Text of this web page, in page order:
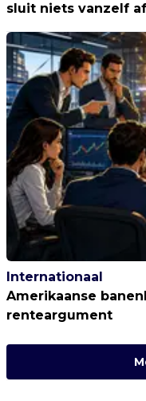
sluit niets vanzelf af
Internationaal
Amerikaanse
renteargument